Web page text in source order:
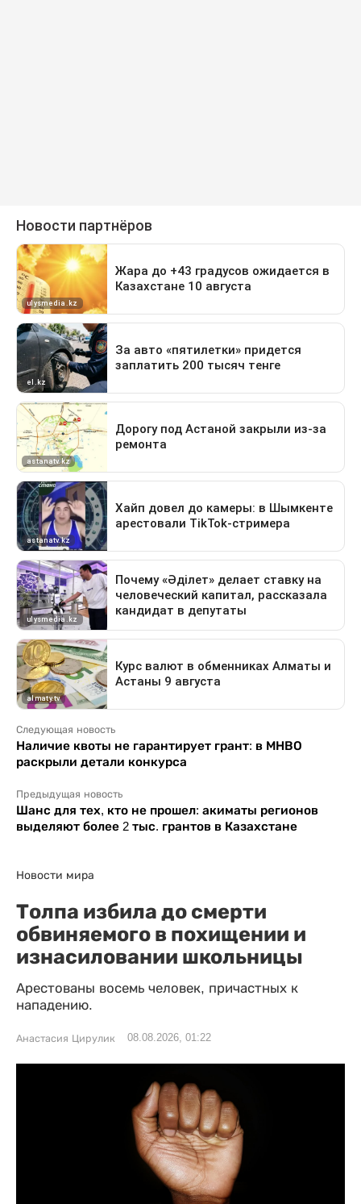
Следующая новость
Наличие квоты не гарантирует грант: в МНВО
раскрыли детали конкурса
Предыдущая новость
Шанс для тех, кто не прошел: акиматы регионов
выделяют более 2 тыс. грантов в Казахстане
Новости мира
Толпа избила до смерти
обвиняемого в похищении и
изнасиловании школьницы
Арестованы восемь человек, причастных к
нападению.
Анастасия Цирулик 08.08.2026, 01:22